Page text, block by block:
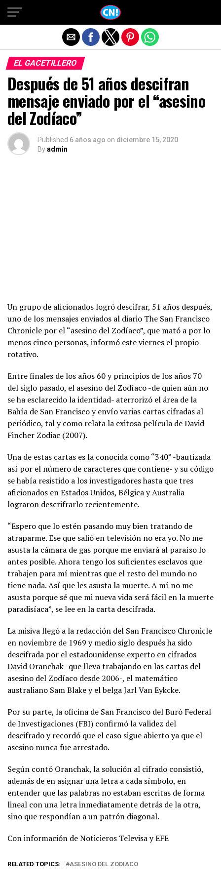
EL GACETILLERO
Después de 51 años descifran
mensaje enviado por el “asesino
del Zodíaco”
Published 6 años ago on diciembre 15, 2020
Byadmin
Un grupo de aficionados logró descifrar, 51 años después,
uno de los mensajes enviados al diario The San Francisco
Chronicle por el “asesino del Zodíaco”, que mató a por lo
menos cinco personas, informó este viernes el propio
rotativo.
Entre finales de los años 60 y principios de los años 70
del siglo pasado, el asesino del Zodíaco -de quien aún no
se ha esclarecido la identidad- aterrorizó el área de la
Bahía de San Francisco y envío varias cartas cifradas al
periódico, tal y como relata la exitosa película de David
Fincher Zodiac (2007).
Una de estas cartas es la conocida como “340” -bautizada
así por el número de caracteres que contiene- y su código
se había resistido a los investigadores hasta que tres
aficionados en Estados Unidos, Bélgica y Australia
lograron descrifrarlo recientemente.
“Espero que lo estén pasando muy bien tratando de
atraparme. Ese que salió en televisión no era yo. No me
asusta la cámara de gas porque me enviará al paraíso lo
antes posible. Ahora tengo los suficientes esclavos que
trabajen para mí mientras que el resto del mundo no
tiene nada. Así que les asusta la muerte. A mí no me
asusta porque sé que mi nueva vida será fácil en la muerte
paradisíaca”, se lee en la carta descifrada.
La misiva llegó a la redacción del San Francisco Chronicle
en noviembre de 1969 y medio siglo después ha sido
descifrada por el estadounidense experto en cifrados
David Oranchak -que lleva trabajando en las cartas del
asesino del Zodíaco desde 2006-, el matemático
australiano Sam Blake y el belga Jarl Van Eykcke.
Por su parte, la oficina de San Francisco del Buró Federal
de Investigaciones (FBI) confirmó la validez del
descifrado y recordó que el caso sigue abierto ya que el
asesino nunca fue arrestado.
Según contó Oranchak, la solución al cifrado consistió,
además de en asignar una letra a cada símbolo, en
entender que las palabras no estaban escritas de forma
lineal con una letra inmediatamente detrás de la otra,
sino que respondían a un patrón diagonal.
Con información de Noticieros Televisa y EFE
RELATED TOPICS: ASESINO DEL ZODIACO
Salir de la versión móvil